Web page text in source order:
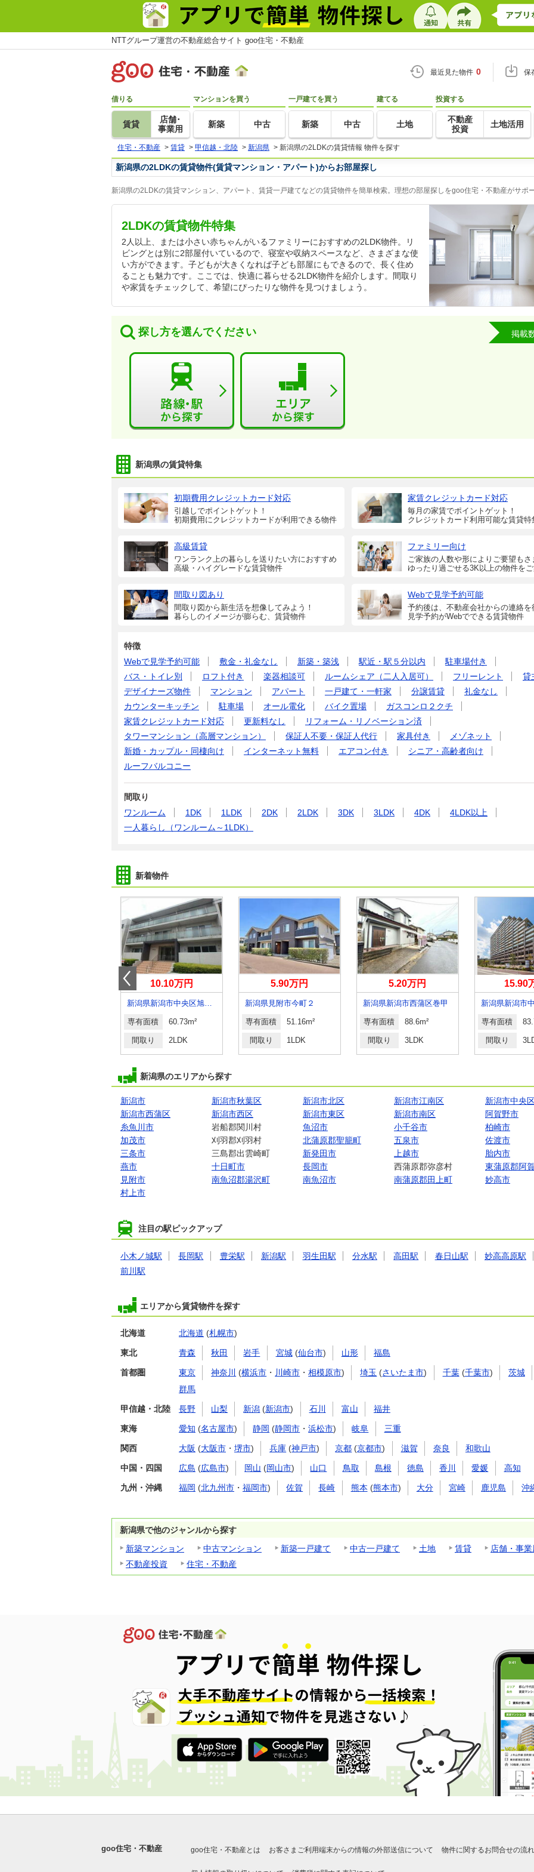
NTTグループ運営の不動産総合サイト goo住宅・不動産
最近見た物件 0 保
借りる
賃貸
店舗･
事業用
マンションを買う
新築 中古
一戸建てを買う
新築 中古
建てる
土地
投資する
不動産
投資
土地活用
住宅・不動産 > 賃貸 > 甲信越・北陸 > 新潟県 > 新潟県の2LDKの賃貸情報 物件を探す
新潟県の2LDKの賃貸物件(賃貸マンション・アパート)からお部屋探し
新潟県の2LDKの賃貸マンション、アパート、賃貸一戸建てなどの賃貸物件を簡単検索。理想の部屋探しをgoo住宅・不動産がサポ
2LDKの賃貸物件特集
2人以上、または小さい赤ちゃんがいるファミリーにおすすめの2LDK物件。リ
ビングとは別に2部屋付いているので、寝室や収納スペースなど、さまざまな使
い方ができます。子どもが大きくなれば子ども部屋にもできるので、長く住め
ることも魅力です。ここでは、快適に暮らせる2LDK物件を紹介します。間取り
や家賃をチェックして、希望にぴったりな物件を見つけましょう。
探し方を選んでください 掲載
新潟県の賃貸特集
初期費用クレジットカード対応
引越しでポイントゲット！
初期費用にクレジットカードが利用できる物件
家賃クレジットカード対応
毎月の家賃でポイントゲット！
クレジットカード利用可能な賃貸特
高級賃貸
ワンランク上の暮らしを送りたい方におすすめ
高級・ハイグレードな賃貸物件
ファミリー向け
ご家族の人数や形によりご要望もさ
ゆったり過ごせる3K以上の物件を
間取り図あり
間取り図から新生活を想像してみよう！
暮らしのイメージが膨らむ、賃貸物件
Webで見学予約可能
予約後は、不動産会社からの連絡を
見学予約がWebでできる賃貸物件
特徴
Webで見学予約可能
敷金・礼金なし 新築・築浅 駅近・駅５分以内
駐車場付き
バス・トイレ別
ロフト付き 楽器相談可 ルームシェア（二人入居可） フリーレント
貸
デザイナーズ物件
マンション アパート 一戸建て・一軒家 分譲賃貸
礼金なし
カウンターキッチン
駐車場 オール電化 バイク置場
ガスコンロ２クチ
家賃クレジットカード対応
更新料なし
リフォーム・リノベーション済
タワーマンション（高層マンション）
保証人不要・保証人代行 家具付き
メゾネット
新婚・カップル・同棲向け
インターネット無料 エアコン付き
シニア・高齢者向け
ルーフバルコニー
間取り
ワンルーム
1DK 1LDK 2DK 2LDK 3DK 3LDK 4DK
4LDK以上
一人暮らし（ワンルーム～1LDK）
新着物件
10.10万円
新潟県新潟市中央区旭町通２番町
専有面積 60.73m²
間取り 2LDK
5.90万円
新潟県見附市今町２
専有面積 51.16m²
間取り 1LDK
5.20万円
新潟県新潟市西蒲区巻甲
専有面積 88.6m²
間取り 3LDK
15.90
専有面積
間取り
新潟県のエリアから探す
新潟市 新潟市秋葉区 新潟市北区 新潟市江南区
新潟市中央
新潟市西蒲区
新潟市西区 新潟市東区 新潟市南区
阿賀野市
糸魚川市
岩船郡関川村 魚沼市 小千谷市
柏崎市
加茂市
刈羽郡刈羽村 北蒲原郡聖籠町 五泉市
佐渡市
三条市
三島郡出雲崎町 新発田市 上越市
胎内市
燕市
十日町市 長岡市 西蒲原郡弥彦村
東蒲原郡阿
見附市
南魚沼郡湯沢町 南魚沼市 南蒲原郡田上町
妙高市
村上市
注目の駅ピックアップ
小木ノ城駅 長岡駅 豊栄駅 新潟駅 羽生田駅 分水駅 高田駅 春日山駅
妙高高原駅
前川駅
エリアから賃貸物件を探す
北海道 北海道 (札幌市)
東北 青森 秋田 岩手 宮城(仙台市) 山形 福島
首都圏 東京 神奈川 (横浜市 ・ 川崎市 ・相模原市) 埼玉 (さいたま市) 千葉(千葉市)
茨城
群馬
甲信越・北陸 長野 山梨 新潟 (新潟市) 石川 富山 福井
東海 愛知 (名古屋市) 静岡 (静岡市 ・浜松市) 岐阜 三重
関西 大阪 (大阪市 ・ 堺市) 兵庫 (神戸市) 京都 (京都市) 滋賀 奈良 和歌山
中国・四国 広島 (広島市) 岡山 (岡山市) 山口 鳥取 島根 徳島 香川 愛媛 高知
九州・沖縄 福岡 (北九州市 ・ 福岡市) 佐賀 長崎 熊本 (熊本市) 大分 宮崎 鹿児島 沖
新潟県で他のジャンルから探す
新築マンション
中古マンション 新築一戸建て 中古一戸建て 土地 賃貸
店舗・事業
不動産投資
住宅・不動産
goo住宅・不動産 goo住宅・不動産とは お客さまご利用端末からの情報の外部送信について 物件に関するお問合せの流れ